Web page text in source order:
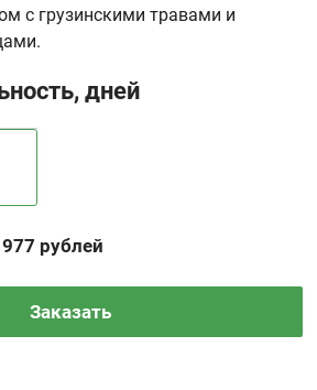
с грузинскими травами и
дней
рублей
Заказать